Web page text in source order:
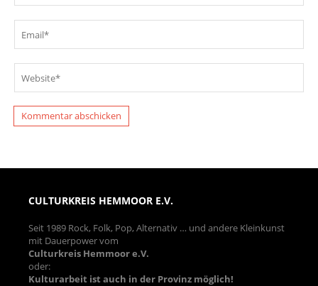
CULTURKREIS HEMMOOR E.V.
Seit 1989 Rock, Folk, Pop, Alternativ … und andere Kleinkunst
mit Dauerpower vom
Culturkreis Hemmoor e.V.
oder:
Kulturarbeit ist auch in der Provinz möglich!